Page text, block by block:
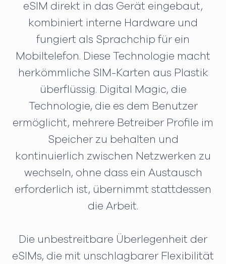
eSIM direkt in das Gerät eingebaut,
kombiniert interne Hardware und
fungiert als Sprachchip für ein
Mobiltelefon. Diese Technologie macht
herkömmliche SIM-Karten aus Plastik
überflüssig. Digital Magic, die
Technologie, die es dem Benutzer
ermöglicht, mehrere Betreiber Profile im
Speicher zu behalten und
kontinuierlich zwischen Netzwerken zu
wechseln, ohne dass ein Austausch
erforderlich ist, übernimmt stattdessen
die Arbeit.
Die unbestreitbare Überlegenheit der
eSIMs, die mit unschlagbarer Flexibilität